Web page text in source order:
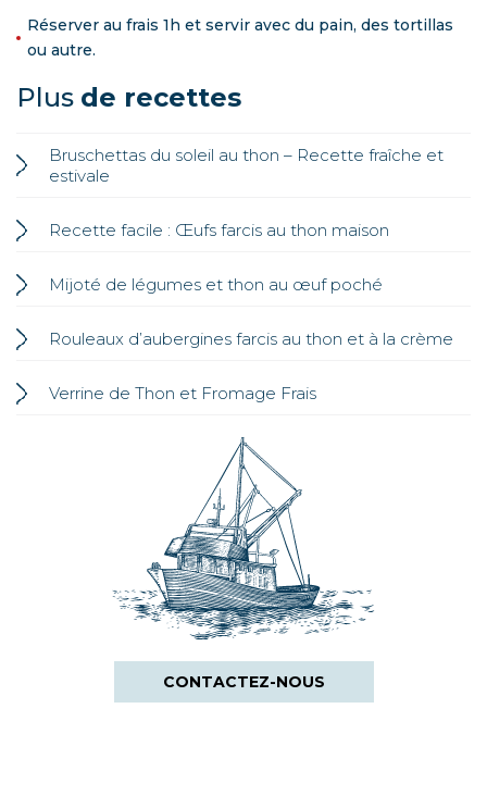
Réserver au frais 1h et servir avec du pain, des tortillas
ou autre.
Plus de recettes
Bruschettas du soleil au thon – Recette fraîche et
estivale
Recette facile : Œufs farcis au thon maison
Mijoté de légumes et thon au œuf poché
Rouleaux d’aubergines farcis au thon et à la crème
Verrine de Thon et Fromage Frais
CONTACTEZ-NOUS